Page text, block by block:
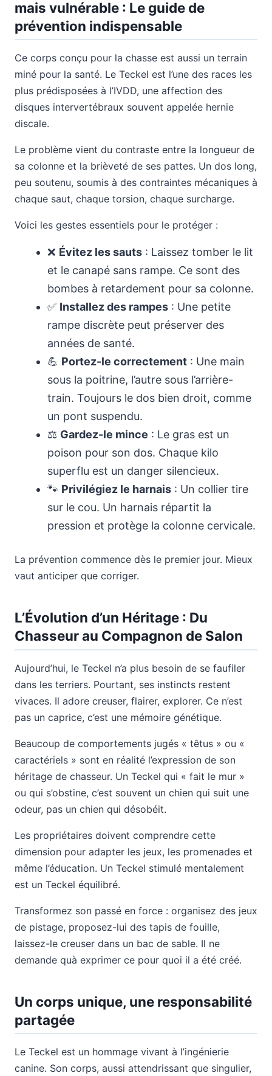
mais vulnérable : Le guide de
prévention indispensable
Ce corps conçu pour la chasse est aussi un terrain
miné pour la santé. Le Teckel est l’une des races les
plus prédisposées à l’IVDD, une affection des
disques intervertébraux souvent appelée hernie
discale.
Le problème vient du contraste entre la longueur de
sa colonne et la brièveté de ses pattes. Un dos long,
peu soutenu, soumis à des contraintes mécaniques à
chaque saut, chaque torsion, chaque surcharge.
Voici les gestes essentiels pour le protéger :
❌ Évitez les sauts : Laissez tomber le lit
et le canapé sans rampe. Ce sont des
bombes à retardement pour sa colonne.
✅ Installez des rampes : Une petite
rampe discrète peut préserver des
années de santé.
💪 Portez-le correctement : Une main
sous la poitrine, l’autre sous l’arrière-
train. Toujours le dos bien droit, comme
un pont suspendu.
⚖️ Gardez-le mince : Le gras est un
poison pour son dos. Chaque kilo
superflu est un danger silencieux.
🐾 Privilégiez le harnais : Un collier tire
sur le cou. Un harnais répartit la
pression et protège la colonne cervicale.
La prévention commence dès le premier jour. Mieux
vaut anticiper que corriger.
L’Évolution d’un Héritage : Du
Chasseur au Compagnon de Salon
Aujourd’hui, le Teckel n’a plus besoin de se faufiler
dans les terriers. Pourtant, ses instincts restent
vivaces. Il adore creuser, flairer, explorer. Ce n’est
pas un caprice, c’est une mémoire génétique.
Beaucoup de comportements jugés « têtus » ou «
caractériels » sont en réalité l’expression de son
héritage de chasseur. Un Teckel qui « fait le mur »
ou qui s’obstine, c’est souvent un chien qui suit une
odeur, pas un chien qui désobéit.
Les propriétaires doivent comprendre cette
dimension pour adapter les jeux, les promenades et
même l’éducation. Un Teckel stimulé mentalement
est un Teckel équilibré.
Transformez son passé en force : organisez des jeux
de pistage, proposez-lui des tapis de fouille,
laissez-le creuser dans un bac de sable. Il ne
demande quà exprimer ce pour quoi il a été créé.
Un corps unique, une responsabilité
partagée
Le Teckel est un hommage vivant à l’ingénierie
canine. Son corps, aussi attendrissant que singulier,